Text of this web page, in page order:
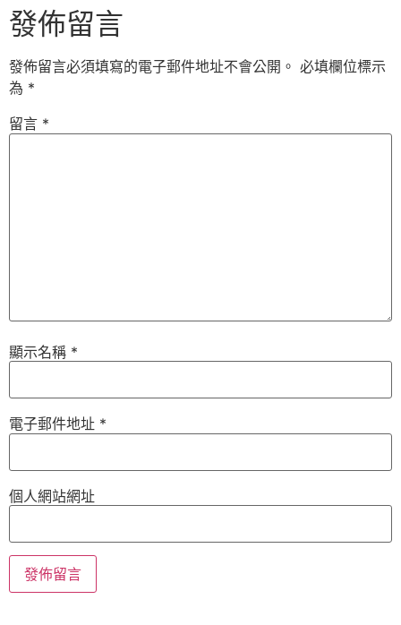
發佈留言
發佈留言必須填寫的電子郵件地址不會公開。 必填欄位標示
為 *
留言 *
顯示名稱 *
電子郵件地址 *
個人網站網址